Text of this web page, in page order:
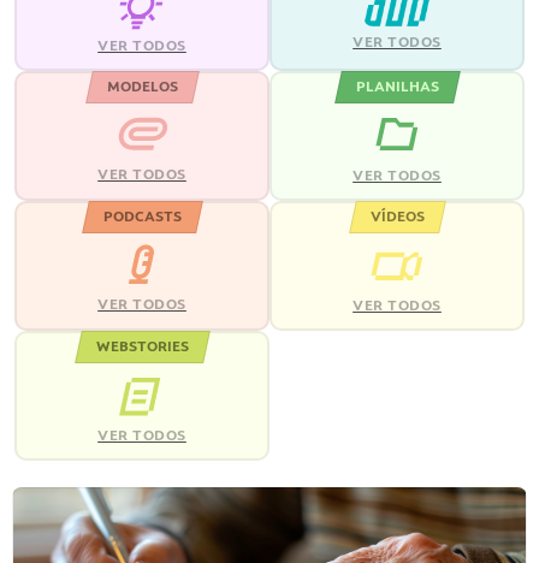
VER TODOS VER TODOS
MODELOS
VER TODOS
PLANILHAS
VER TODOS
PODCASTS
VER TODOS
VÍDEOS
VER TODOS
WEBSTORIES
VER TODOS